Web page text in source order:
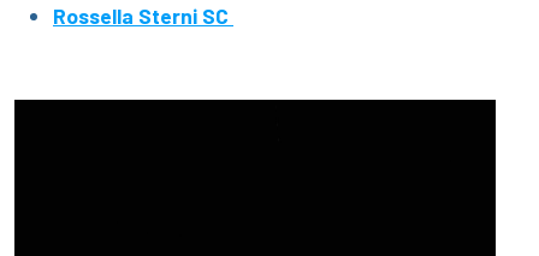
Rossella Sterni SC